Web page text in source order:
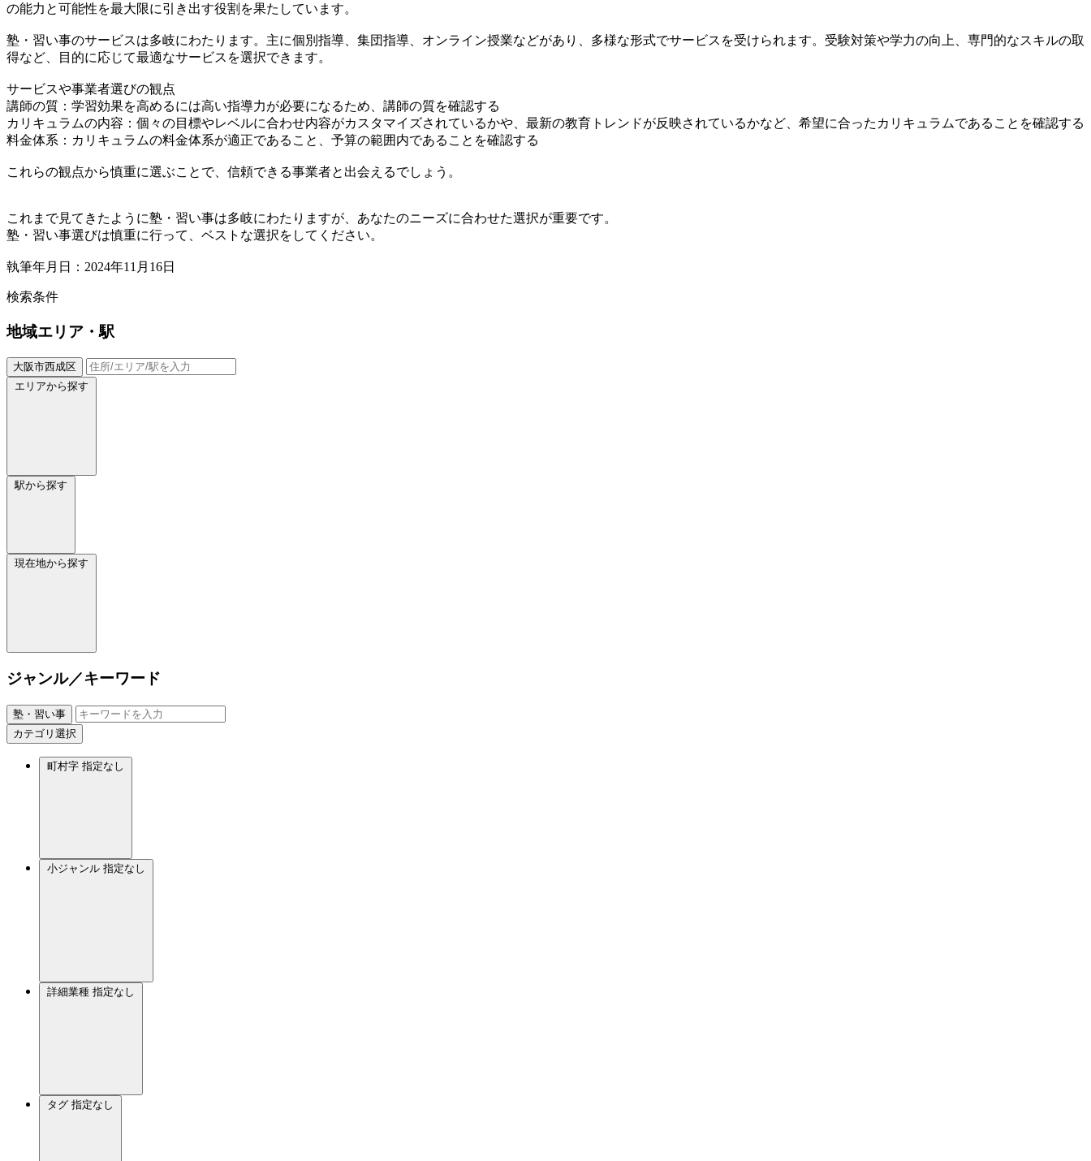
の能力と可能性を最大限に引き出す役割を果たしています。
塾・習い事のサービスは多岐にわたります。主に個別指導、集団指導、オンライン授業などがあり、多様な形式でサービスを受けられます。受験対策や学力の向上、専門的なスキルの取
得など、目的に応じて最適なサービスを選択できます。
サービスや事業者選びの観点
講師の質：学習効果を高めるには高い指導力が必要になるため、講師の質を確認する
カリキュラムの内容：個々の目標やレベルに合わせ内容がカスタマイズされているかや、最新の教育トレンドが反映されているかなど、希望に合ったカリキュラムであることを確認する
料金体系：カリキュラムの料金体系が適正であること、予算の範囲内であることを確認する
これらの観点から慎重に選ぶことで、信頼できる事業者と出会えるでしょう。
これまで見てきたように塾・習い事は多岐にわたりますが、あなたのニーズに合わせた選択が重要です。
塾・習い事選びは慎重に行って、ベストな選択をしてください。
執筆年月日：2024年11月16日
検索条件
地域エリア・駅
大阪市西成区
エリアから探す
駅から探す
現在地から探す
ジャンル／キーワード
塾・習い事
カテゴリ選択
町村字 指定なし
小ジャンル 指定なし
詳細業種 指定なし
タグ 指定なし